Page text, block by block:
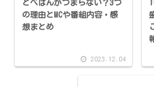
とべばんがつまらない？3つ
の理由とMCや番組内容・感
想まとめ
2023.12.04